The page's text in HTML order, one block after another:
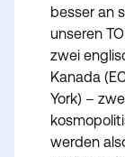
besser an
unseren
zwei
Kanada
York) –
werden